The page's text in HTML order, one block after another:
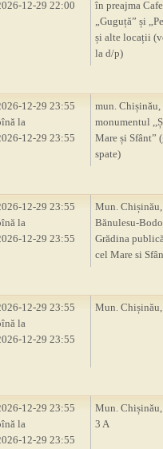
12-29 22:00
în preajma
„Guguță” și
și alte locații
la d/p)
12-29 23:55
la
12-29 23:55
mun. Chișinău,
monumentul
Mare și Sfânt”
spate)
12-29 23:55
la
12-29 23:55
Mun. Chișinău,
Bănulesu-
Grădina
cel Mare si
12-29 23:55
la
12-29 23:55
Mun.
12-29 23:55
la
12-29 23:55
Mun.
3 A